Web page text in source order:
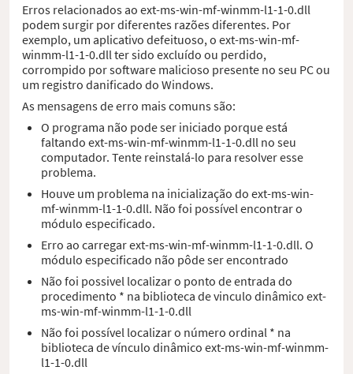
Erros relacionados ao ext-ms-win-mf-winmm-l1-1-0.dll
podem surgir por diferentes razões diferentes. Por
exemplo, um aplicativo defeituoso, o ext-ms-win-mf-
winmm-l1-1-0.dll ter sido excluído ou perdido,
corrompido por software malicioso presente no seu PC ou
um registro danificado do Windows.
As mensagens de erro mais comuns são:
O programa não pode ser iniciado porque está
faltando ext-ms-win-mf-winmm-l1-1-0.dll no seu
computador. Tente reinstalá-lo para resolver esse
problema.
Houve um problema na inicialização do ext-ms-win-
mf-winmm-l1-1-0.dll. Não foi possível encontrar o
módulo especificado.
Erro ao carregar ext-ms-win-mf-winmm-l1-1-0.dll. O
módulo especificado não pôde ser encontrado
Não foi possivel localizar o ponto de entrada do
procedimento * na biblioteca de vinculo dinâmico ext-
ms-win-mf-winmm-l1-1-0.dll
Não foi possível localizar o número ordinal * na
biblioteca de vínculo dinâmico ext-ms-win-mf-winmm-
l1-1-0.dll